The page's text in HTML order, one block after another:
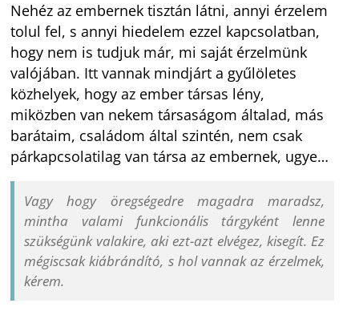
Nehéz az embernek tisztán látni, annyi érzelem
tolul fel, s annyi hiedelem ezzel kapcsolatban,
hogy nem is tudjuk már, mi saját érzelmünk
valójában. Itt vannak mindjárt a gyűlöletes
közhelyek, hogy az ember társas lény,
miközben van nekem társaságom általad, más
barátaim, családom által szintén, nem csak
párkapcsolatilag van társa az embernek, ugye…
Vagy hogy öregségedre magadra maradsz,
mintha valami funkcionális tárgyként lenne
szükségünk valakire, aki ezt-azt elvégez, kisegít. Ez
mégiscsak kiábrándító, s hol vannak az érzelmek,
kérem.